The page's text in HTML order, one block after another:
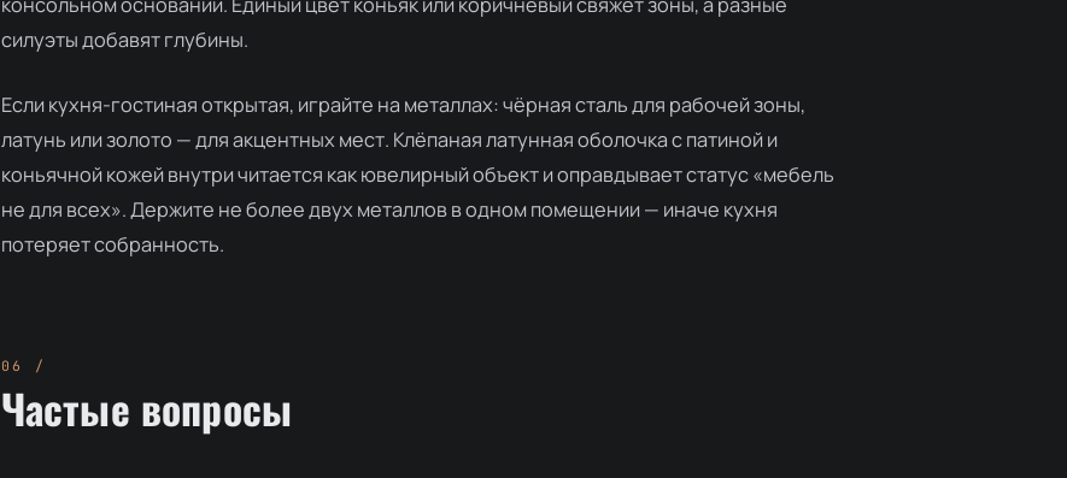
силуэты добавят глубины.
Если кухня-гостиная открытая, играйте на металлах: чёрная сталь для рабочей зоны,
латунь или золото — для акцентных мест. Клёпаная латунная оболочка с патиной и
коньячной кожей внутри читается как ювелирный объект и оправдывает статус «мебель
не для всех». Держите не более двух металлов в одном помещении — иначе кухня
потеряет собранность.
Частые вопросы